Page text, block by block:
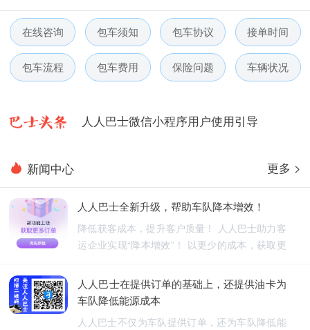
在线咨询 包车须知 包车协议 接单时间
包车流程 包车费用 保险问题 车辆状况
人人巴士春节放假通知-杭州包车网
人人巴士电话包车5月数据榜
人人巴士微信小程序用户使用引导
人人巴士五一放假通知-杭州包车网
人人巴士春节放假通知-杭州包车网
新闻中心 更多 >
人人巴士全新升级，帮助车队降本增效！
降低获客成本，提升客户质量！ 人人巴士助力客
运企业实现“降本增效”！ 以更少的成本，获取更
人人巴士在提供订单的基础上，还提供油卡为
车队降低能源成本
人人巴士不仅为车队提供订单，还为车队降低能